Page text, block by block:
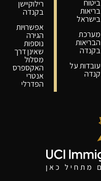
ביטוח
בריאות
בישראל
מערכת
הבריאות
בקנדה
עובדות על
קנדה
רילוקיישן
בקנדה
אפשרויות
הגירה
נוספות
שאינן דרך
מסלול
האקספרס
אנטרי
הפדרלי